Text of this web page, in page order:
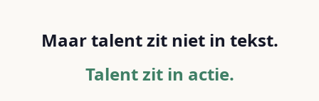
Maar talent zit niet in tekst.
Talent zit in actie.